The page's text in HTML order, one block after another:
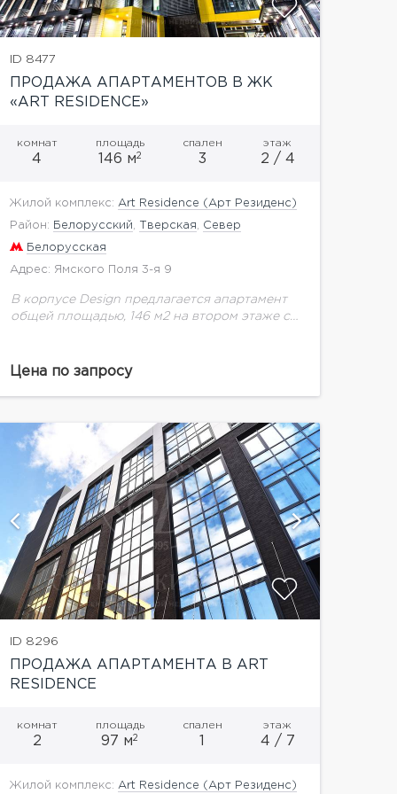
ID 8477
ПРОДАЖА АПАРТАМЕНТОВ В ЖК
«ART RESIDENCE»
комнат
4
площадь
146 м2
спален
3
этаж
2 / 4
Жилой комплекс: Art Residence (Арт Резиденс)
Район: Белорусский Тверская Север
Белорусская
Адрес: Ямского Поля 3-я 9
В корпусе Design предлагается апартамент
общей площадью, 146 м2 на втором этаже с
новый,...
Цена по запросу
ID 8296
ПРОДАЖА АПАРТАМЕНТА В ART
RESIDENCE
комнат
2
площадь
97 м2
спален этаж
4 / 7
Жилой комплекс: Art Residence (Арт Резиденс)